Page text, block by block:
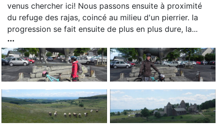
venus chercher ici! Nous passons ensuite à proximité
du refuge des rajas, coincé au milieu d'un pierrier. la
progression se fait ensuite de plus en plus dure, la...